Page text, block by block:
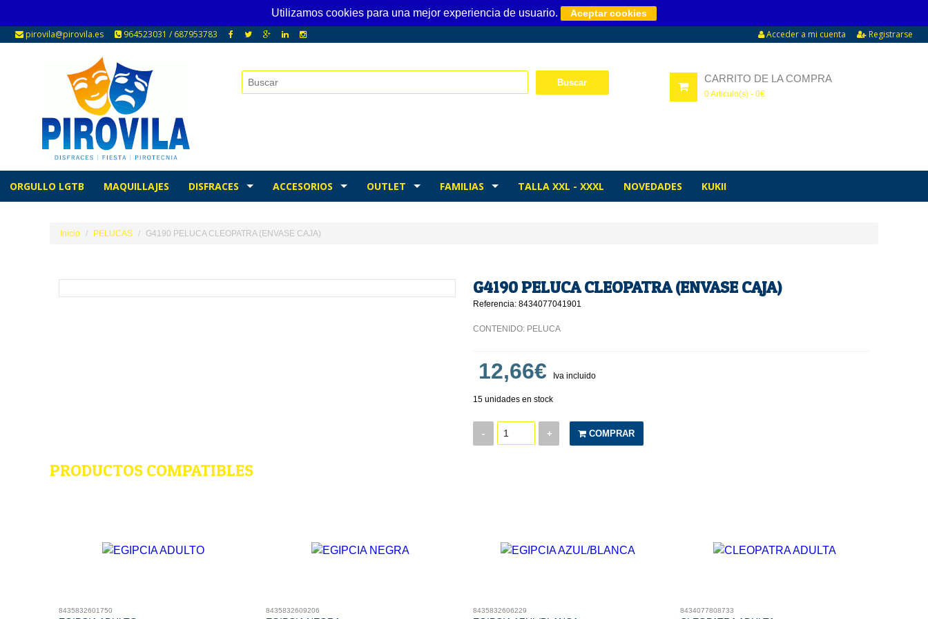
Utilizamos cookies para una mejor experiencia de usuario. Aceptar cookies
pirovila@pirovila.es 964523031 / 687953783 Acceder a mi cuenta Registrarse
CARRITO DE LA COMPRA
0Articulo(s) - 0€
ORGULLO LGTB MAQUILLAJES DISFRACES ACCESORIOS OUTLET FAMILIAS TALLA XXL - XXXL NOVEDADES KUKII
Inicio PELUCAS G4190 PELUCA CLEOPATRA (ENVASE CAJA)
G4190 PELUCA CLEOPATRA (ENVASE CAJA)
Referencia: 8434077041901
CONTENIDO: PELUCA
12,66€ Iva incluido
15 unidades en stock
- + COMPRAR
PRODUCTOS COMPATIBLES
8435832601750 8435832609206 8435832606229 8434077808733